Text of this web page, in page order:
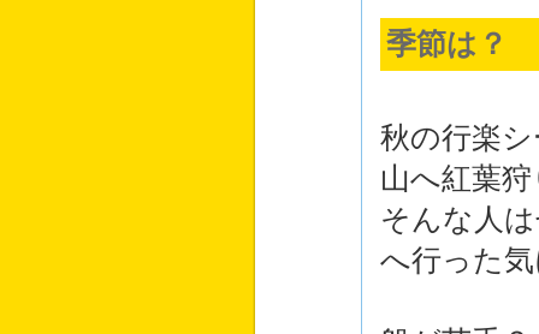
季節は？
秋の行楽
山へ紅葉
そんな人
へ行った